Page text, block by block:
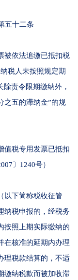
五十二条
被依法追缴已抵扣税
税人未按照规定期
责令限期缴纳外，
之五的滞纳金”的规
值税专用发票已抵扣
〕1240号）
以下简称税收征管
纳税申报的，经税务
按照上期实际缴纳的
在核准的延期内办理
理税款结算的，不适
缴纳税款而被加收滞